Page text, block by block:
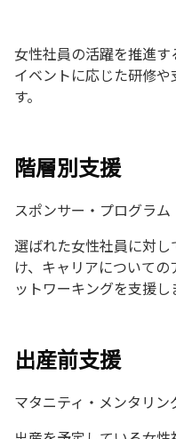
女性社員の活躍を推進す
イベントに応じた研修
す。
階層別支援
スポンサー・プログラム
選ばれた女性社員に対
け、キャリアについて
ットワーキングを支援し
出産前支援
マタニティ・メンタリン